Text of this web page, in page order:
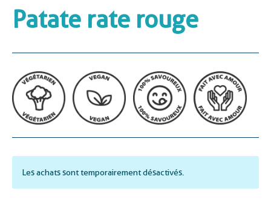
Patate rate rouge
Les achats sont temporairement désactivés.